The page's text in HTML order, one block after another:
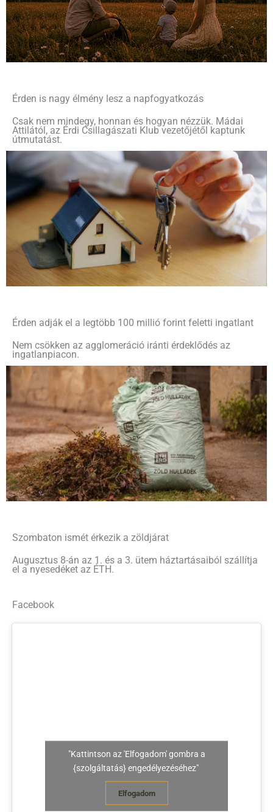
Érden is nagy élmény lesz a napfogyatkozás
Csak nem mindegy, honnan és hogyan nézzük. Mádai
Attilától, az Érdi Csillagászati Klub vezetőjétől kaptunk
útmutatást.
Érden adják el a legtöbb 100 millió forint feletti ingatlant
Nem csökken az agglomeráció iránti érdeklődés az
ingatlanpiacon.
Szombaton ismét érkezik a zöldjárat
Augusztus 8-án az 1. és a 3. ütem háztartásaiból szállítja
el a nyesedéket az ÉTH.
Facebook
"Kattintson az 'Elfogadom' gombra a
{szolgáltatás} engedélyezéséhez"
Elfogadom